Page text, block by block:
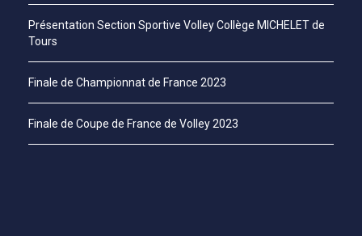
Présentation Section Sportive Volley Collège MICHELET de
Tours
Finale de Championnat de France 2023
Finale de Coupe de France de Volley 2023